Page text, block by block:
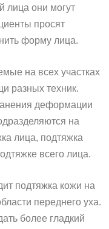
лица они могут
просят
форму лица.
на всех участках
разных техник.
деформации
на
лица, подтяжка
всего лица.
подтяжка кожи на
переднего уха.
более гладкий